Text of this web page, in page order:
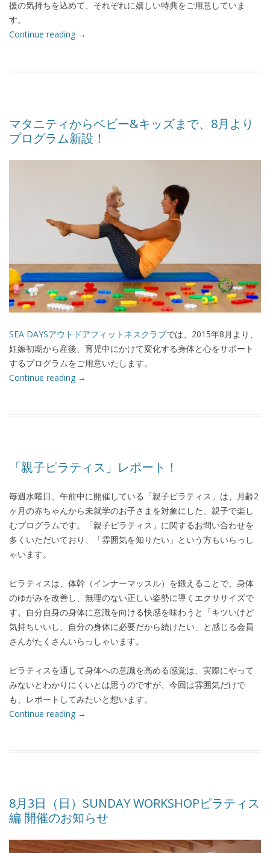
援の気持ちを込めて、それぞれに嬉しい特典をご用意していま
す。
Continue reading →
マタニティからベビー&キッズまで、8月より
プログラム新設！
SEA DAYSアウトドアフィットネスクラブでは、2015年8月より、
妊娠初期から産後、育児中にかけて変化する身体と心をサポート
するプログラムをご用意いたします。
Continue reading →
「親子ピラティス」レポート！
毎週水曜日、午前中に開催している「親子ピラティス」は、月齢2
ヶ月の赤ちゃんから未就学のお子さまを対象にした、親子で楽し
むプログラムです。「親子ピラティス」に関するお問い合わせを
多くいただいており、「雰囲気を知りたい」という方もいらっし
ゃいます。
ピラティスは、体幹（インナーマッスル）を鍛えることで、身体
のゆがみを改善し、無理のない正しい姿勢に導くエクササイズで
す。自分自身の身体に意識を向ける快感を味わうと「キツいけど
気持ちいいし、自分の身体に必要だから続けたい」と感じる会員
さんがたくさんいらっしゃいます。
ピラティスを通して身体への意識を高める感覚は、実際にやって
みないとわかりにくいとは思うのですが、今回は雰囲気だけで
も、レポートしてみたいと想います。
Continue reading →
8月3日（日）SUNDAY WORKSHOPピラティス
編 開催のお知らせ